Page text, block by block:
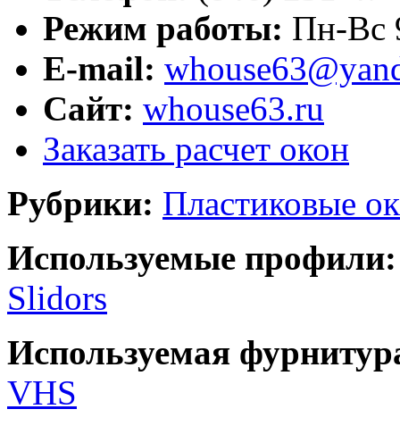
Режим работы: Пн-Вс
E-mail:
Сайт: whouse63.ru
Заказать расчет окон
Рубрики: Пластиковые
Используемые профили:
Slidors
Используемая
VHS